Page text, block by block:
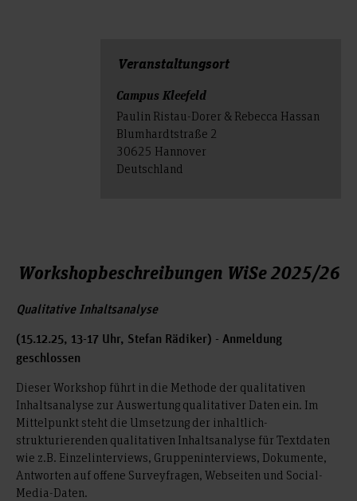
Veranstal­tungs­ort
Campus Kleefeld
Paulin Ristau-Dorer & Rebecca Hassan
Blumhardtstraße 2
30625 Hannover
Deutschland
Workshopbeschreibungen WiSe 2025/26
Qualitative Inhaltsanalyse
(15.12.25, 13-17 Uhr, Stefan Rädiker) - Anmeldung
geschlossen
Dieser Workshop führt in die Methode der qualitativen
Inhaltsanalyse zur Auswertung qualitativer Daten ein. Im
Mittelpunkt steht die Umsetzung der inhaltlich-
strukturierenden qualitativen Inhaltsanalyse für Textdaten
wie z.B. Einzelinterviews, Gruppeninterviews, Dokumente,
Antworten auf offene Surveyfragen, Webseiten und Social-
Media-Daten.